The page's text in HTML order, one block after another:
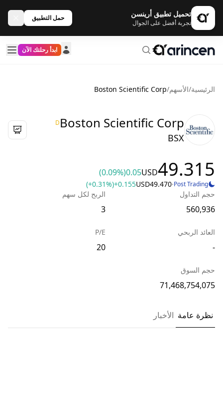
تحميل تطبيق أرينسن
تجربة أفضل على الجوال
حمل التطبيق
ابدأ رحلتك الآن
الرئيسية/الأسهم/
Boston Scientific Corp
Boston Scientific Corp
D
BSX
49.315
USD
0.05
(0.09%)
Post Trading
·
49.470
USD
+0.155
(+0.31%)
حجم التداول
560,936
الربح لكل سهم
3
العائد الربحي
-
P/E
20
حجم السوق
71,468,754,075
نظرة عامة الأخبار